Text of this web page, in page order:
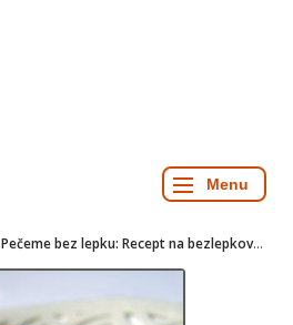
Pečeme bez lepku: Recept na bezlepkový ořechový koláč krok za krokem